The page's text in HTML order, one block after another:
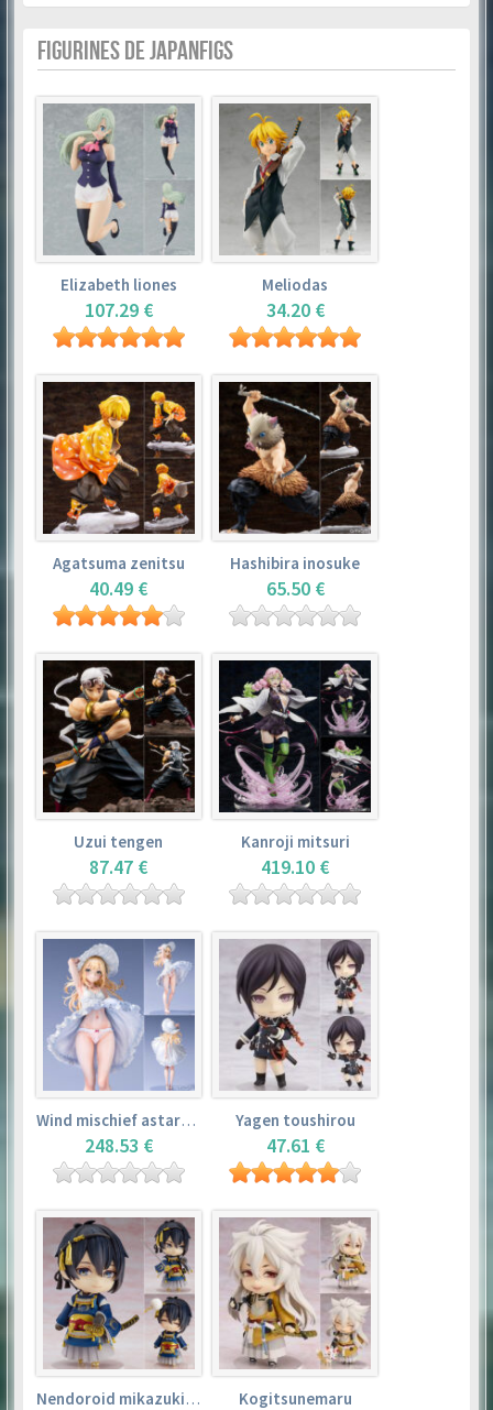
FIGURINES DE JAPANFIGS
Elizabeth liones
107.29 €
Meliodas
34.20 €
Agatsuma zenitsu
40.49 €
Hashibira inosuke
65.50 €
Uzui tengen
87.47 €
Kanroji mitsuri
419.10 €
Wind mischief astarotte
248.53 €
Yagen toushirou
47.61 €
Nendoroid mikazuki munechika Kogitsunemaru